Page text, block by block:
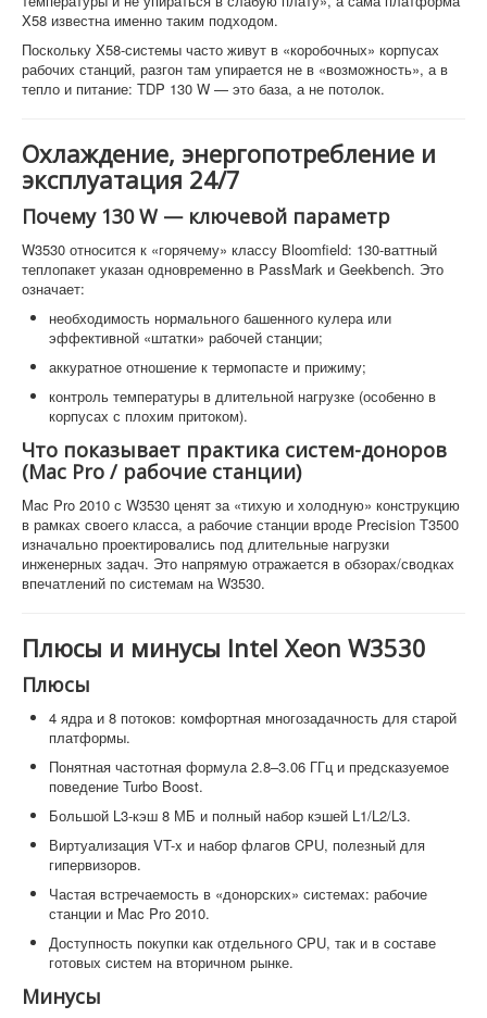
X58 известна именно таким подходом.
Поскольку X58-системы часто живут в «коробочных» корпусах
рабочих станций, разгон там упирается не в «возможность», а в
тепло и питание: TDP 130 W — это база, а не потолок.
Охлаждение, энергопотребление и
эксплуатация 24/7
Почему 130 W — ключевой параметр
W3530 относится к «горячему» классу Bloomfield: 130-ваттный
теплопакет указан одновременно в PassMark и Geekbench. Это
означает:
необходимость нормального башенного кулера или
эффективной «штатки» рабочей станции;
аккуратное отношение к термопасте и прижиму;
контроль температуры в длительной нагрузке (особенно в
корпусах с плохим притоком).
Что показывает практика систем-доноров
(Mac Pro / рабочие станции)
Mac Pro 2010 с W3530 ценят за «тихую и холодную» конструкцию
в рамках своего класса, а рабочие станции вроде Precision T3500
изначально проектировались под длительные нагрузки
инженерных задач. Это напрямую отражается в обзорах/сводках
впечатлений по системам на W3530.
Плюсы и минусы Intel Xeon W3530
Плюсы
4 ядра и 8 потоков: комфортная многозадачность для старой
платформы.
Понятная частотная формула 2.8–3.06 ГГц и предсказуемое
поведение Turbo Boost.
Большой L3-кэш 8 МБ и полный набор кэшей L1/L2/L3.
Виртуализация VT-x и набор флагов CPU, полезный для
гипервизоров.
Частая встречаемость в «донорских» системах: рабочие
станции и Mac Pro 2010.
Доступность покупки как отдельного CPU, так и в составе
готовых систем на вторичном рынке.
Минусы